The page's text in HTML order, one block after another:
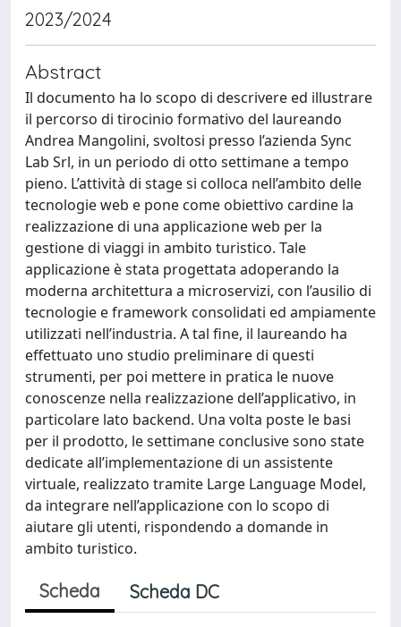
2023/2024
Abstract
Il documento ha lo scopo di descrivere ed illustrare
il percorso di tirocinio formativo del laureando
Andrea Mangolini, svoltosi presso l’azienda Sync
Lab Srl, in un periodo di otto settimane a tempo
pieno. L’attività di stage si colloca nell’ambito delle
tecnologie web e pone come obiettivo cardine la
realizzazione di una applicazione web per la
gestione di viaggi in ambito turistico. Tale
applicazione è stata progettata adoperando la
moderna architettura a microservizi, con l’ausilio di
tecnologie e framework consolidati ed ampiamente
utilizzati nell’industria. A tal fine, il laureando ha
effettuato uno studio preliminare di questi
strumenti, per poi mettere in pratica le nuove
conoscenze nella realizzazione dell’applicativo, in
particolare lato backend. Una volta poste le basi
per il prodotto, le settimane conclusive sono state
dedicate all’implementazione di un assistente
virtuale, realizzato tramite Large Language Model,
da integrare nell’applicazione con lo scopo di
aiutare gli utenti, rispondendo a domande in
ambito turistico.
Scheda Scheda DC